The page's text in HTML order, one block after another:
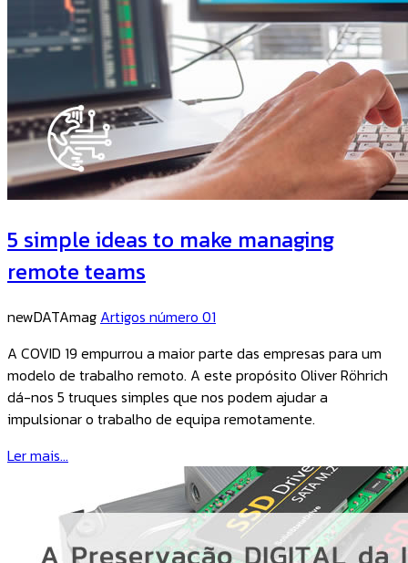
5 simple ideas to make managing
remote teams
newDATAmag Artigos número 01
A COVID 19 empurrou a maior parte das empresas para um
modelo de trabalho remoto. A este propósito Oliver Röhrich
dá-nos 5 truques simples que nos podem ajudar a
impulsionar o trabalho de equipa remotamente.
Ler mais...